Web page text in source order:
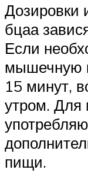
Дозировки
бцаа
Если
мышечную
15 минут,
утром. Для
пищи.